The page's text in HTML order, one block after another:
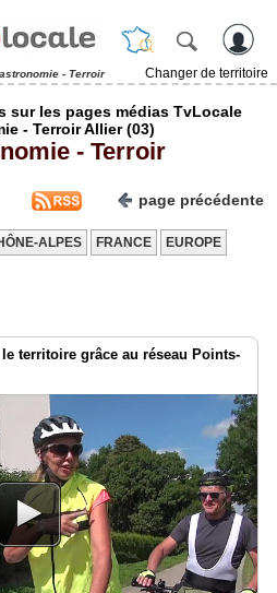
- Terroir
Changer de territoire
sur les pages médias TvLocale
- Terroir Allier (03)
- Terroir
page précédente
ALPES FRANCE
EUROPE
territoire grâce au réseau Points-